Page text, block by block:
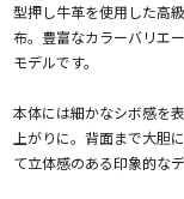
型押し牛革を使用した高
布。豊富なカラーバリエ
モデルです。
本体には細かなシボ感を
上がりに。背面まで大胆
て立体感のある印象的な